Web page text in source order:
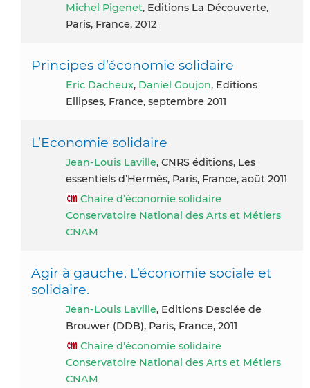
Michel Pigenet, Editions La Découverte,
Paris, France, 2012
Principes d’économie solidaire
Eric Dacheux, Daniel Goujon, Editions
Ellipses, France, septembre 2011
L’Economie solidaire
Jean-Louis Laville, CNRS éditions, Les
essentiels d’Hermès, Paris, France, août 2011
Chaire d’économie solidaire
Conservatoire National des Arts et Métiers
CNAM
Agir à gauche. L’économie sociale et
solidaire.
Jean-Louis Laville, Editions Desclée de
Brouwer (DDB), Paris, France, 2011
Chaire d’économie solidaire
Conservatoire National des Arts et Métiers
CNAM